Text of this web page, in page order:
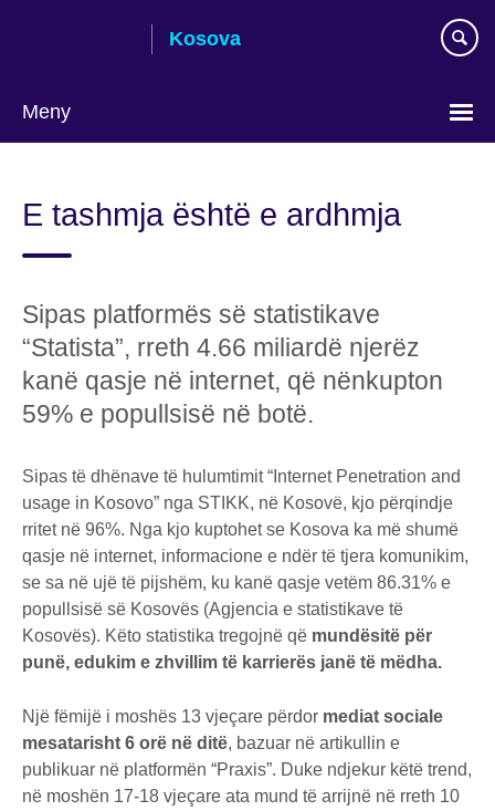
Kosova
Meny
language
E tashmja është e ardhmja
Sipas platformës së statistikave
“Statista”, rreth 4.66 miliardë njerëz
kanë qasje në internet, që nënkupton
59% e popullsisë në botë.
Sipas të dhënave të hulumtimit “Internet Penetration and
usage in Kosovo” nga STIKK, në Kosovë, kjo përqindje
rritet në 96%. Nga kjo kuptohet se Kosova ka më shumë
qasje në internet, informacione e ndër të tjera komunikim,
se sa në ujë të pijshëm, ku kanë qasje vetëm 86.31% e
popullsisë së Kosovës (Agjencia e statistikave të
Kosovës). Këto statistika tregojnë që mundësitë për
punë, edukim e zhvillim të karrierës janë të mëdha.
Një fëmijë i moshës 13 vjeçare përdor mediat sociale
mesatarisht 6 orë në ditë, bazuar në artikullin e
publikuar në platformën “Praxis”. Duke ndjekur këtë trend,
në moshën 17-18 vjeçare ata mund të arrijnë në rreth 10